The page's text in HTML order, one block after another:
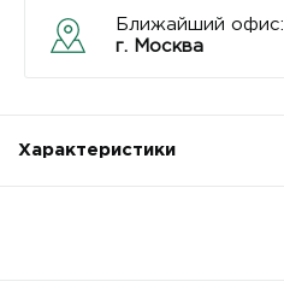
Ближайший офис:
г. Москва
Характеристики